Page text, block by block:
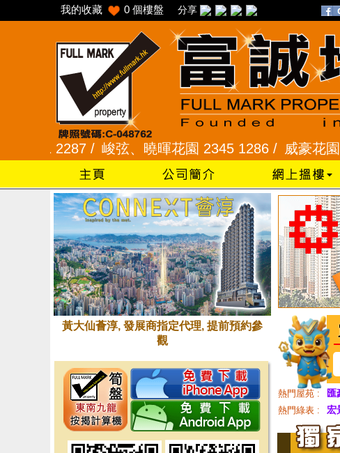
我的收藏 0 個樓盤 分享
峻弦、曉暉花園 2345 1286 / 威豪花園 2345 3331 /
黃大仙薈淳, 發展商指定代理, 提前預約參
觀
熱門屋苑 : 匯
熱門綠表 : 宏